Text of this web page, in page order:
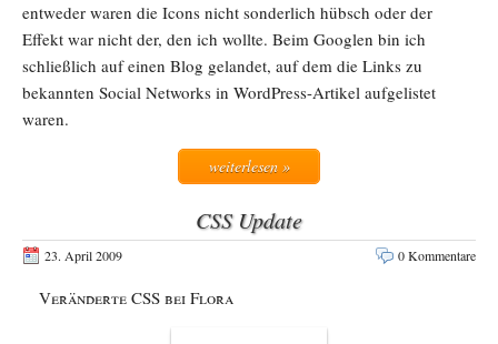
entweder waren die Icons nicht sonderlich hübsch oder der
Effekt war nicht der, den ich wollte. Beim Googlen bin ich
schließlich auf einen Blog gelandet, auf dem die Links zu
bekannten Social Networks in WordPress-Artikel aufgelistet
waren.
weiterlesen »
CSS Update
23. April 2009 0 Kommentare
Veränderte CSS bei Flora